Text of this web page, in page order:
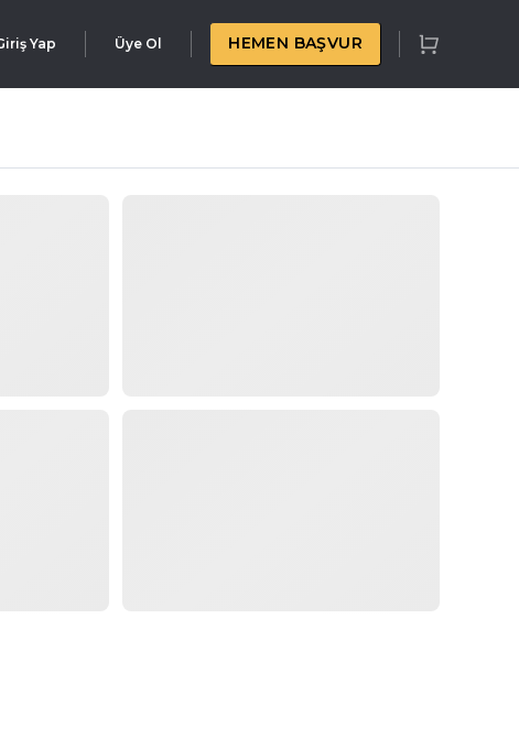
Yap Üye Ol HEMEN BAŞVUR